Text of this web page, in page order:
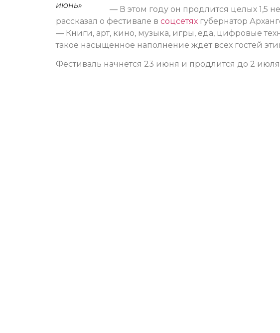
июнь»
— В этом году он продлится целых 1,5
рассказал о фестивале в соцсетях губернатор
— Книги, арт, кино, музыка, игры, еда, цифровые
такое насыщенное наполнение ждет всех гостей
Фестиваль начнётся 23 июня и продлится до 2